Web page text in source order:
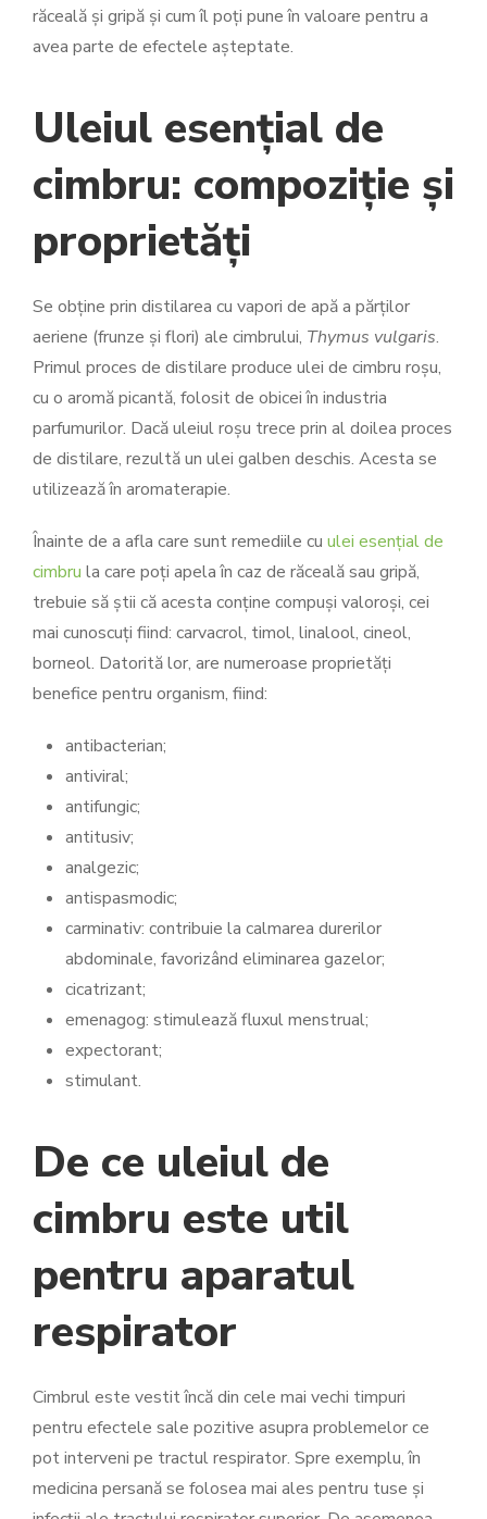
răceală și gripă și cum îl poți pune în valoare pentru a
avea parte de efectele așteptate.
Uleiul esențial de
cimbru: compoziție și
proprietăți
Se obține prin distilarea cu vapori de apă a părților
aeriene (frunze și flori) ale cimbrului, Thymus vulgaris.
Primul proces de distilare produce ulei de cimbru roșu,
cu o aromă picantă, folosit de obicei în industria
parfumurilor. Dacă uleiul roșu trece prin al doilea proces
de distilare, rezultă un ulei galben deschis. Acesta se
utilizează în aromaterapie.
Înainte de a afla care sunt remediile cu ulei esențial de
cimbru la care poți apela în caz de răceală sau gripă,
trebuie să știi că acesta conține compuși valoroși, cei
mai cunoscuți fiind: carvacrol, timol, linalool, cineol,
borneol. Datorită lor, are numeroase proprietăți
benefice pentru organism, fiind:
antibacterian;
antiviral;
antifungic;
antitusiv;
analgezic;
antispasmodic;
carminativ: contribuie la calmarea durerilor
abdominale, favorizând eliminarea gazelor;
cicatrizant;
emenagog: stimulează fluxul menstrual;
expectorant;
stimulant.
De ce uleiul de
cimbru este util
pentru aparatul
respirator
Cimbrul este vestit încă din cele mai vechi timpuri
pentru efectele sale pozitive asupra problemelor ce
pot interveni pe tractul respirator. Spre exemplu, în
medicina persană se folosea mai ales pentru tuse și